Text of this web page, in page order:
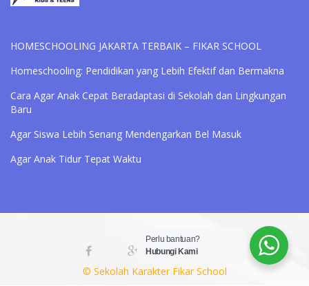
HOMESCHOOLING JAKARTA TERBAIK – FIKAR SCHOOL
Homeschooling: Pendidikan yang Lebih Efektif dan Bermakna
Cara Agar Anak Cepat Beradaptasi di Sekolah dan Lingkungan
Baru
Agar Siswa Lebih Senang Mendengarkan Bel Masuk
Agar Anak Tidur Tepat Waktu
© Sekolah Karakter Fikar School
Perlu bantuan?
Hubungi Kami